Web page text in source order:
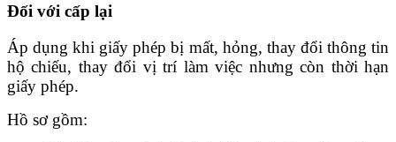
Đối với cấp lại
Áp dụng khi giấy phép bị mất, hỏng, thay đổi thông tin
hộ chiếu, thay đổi vị trí làm việc nhưng còn thời hạn
giấy phép.
Hồ sơ gồm: